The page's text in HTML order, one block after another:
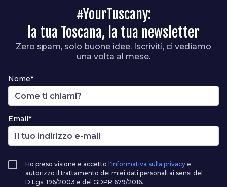
#YourTuscany:
la tua Toscana, la tua newsletter
Zero spam, solo buone idee. Iscriviti, ci vediamo
una volta al mese.
Nome*
Email*
Ho preso visione e accetto l'informativa sulla privacy e
autorizzo il trattamento dei miei dati personali ai sensi del
D.Lgs. 196/2003 e del GDPR 679/2016.